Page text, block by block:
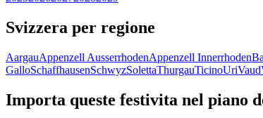
Svizzera per regione
AargauAppenzell AusserrhodenAppenzell Innerrhoden
GalloSchaffhausenSchwyzSolettaThurgauTicinoUriVaud
Importa queste festivita nel piano